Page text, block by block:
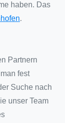
haben. Das
.
Partnern
fest
Suche nach
unser Team